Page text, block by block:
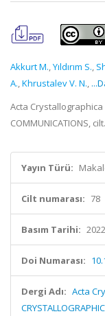
Akkurt M.,Yıldırım S.,
A.,Khrustalev V. N.,
Acta Crystallographica
COMMUNICATIONS,
Yayın Türü:
Cilt numarası: 78
Basım Tarihi: 2022
Doi Numarası:
Dergi Adı: Acta